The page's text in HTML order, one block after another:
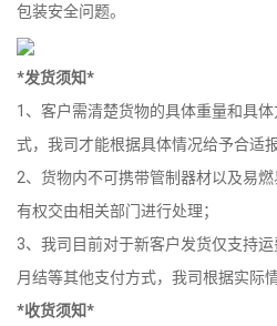
包装安全问题。
*发货须知*
1、客户需清楚货物的具体重量和具
式，我司才能根据具体情况给予合适报
2、货物内不可携带管制器材以及易
有权交由相关部门进行处理；
3、我司目前对于新客户发货仅支持运
月结等其他支付方式，我司根据实际
*收货须知*